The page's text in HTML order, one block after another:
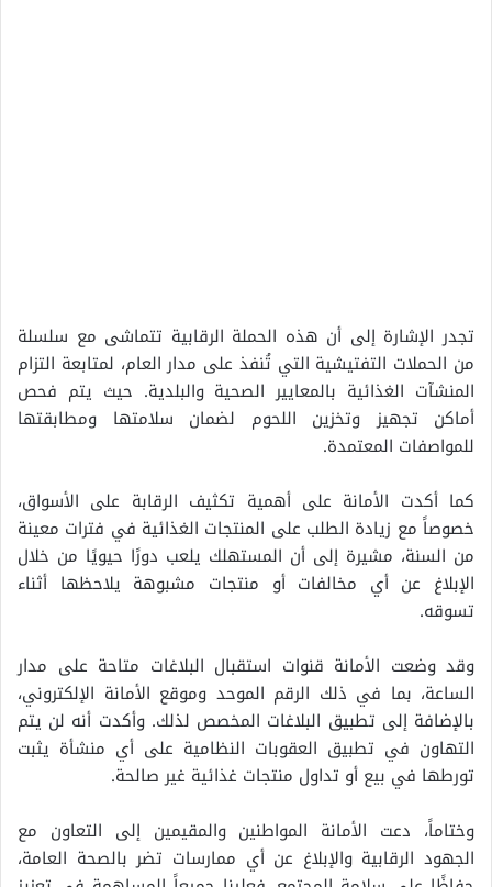
تجدر الإشارة إلى أن هذه الحملة الرقابية تتماشى مع سلسلة
من الحملات التفتيشية التي تُنفذ على مدار العام، لمتابعة التزام
المنشآت الغذائية بالمعايير الصحية والبلدية. حيث يتم فحص
أماكن تجهيز وتخزين اللحوم لضمان سلامتها ومطابقتها
للمواصفات المعتمدة.
كما أكدت الأمانة على أهمية تكثيف الرقابة على الأسواق،
خصوصاً مع زيادة الطلب على المنتجات الغذائية في فترات معينة
من السنة، مشيرة إلى أن المستهلك يلعب دورًا حيويًا من خلال
الإبلاغ عن أي مخالفات أو منتجات مشبوهة يلاحظها أثناء
تسوقه.
وقد وضعت الأمانة قنوات استقبال البلاغات متاحة على مدار
الساعة، بما في ذلك الرقم الموحد وموقع الأمانة الإلكتروني،
بالإضافة إلى تطبيق البلاغات المخصص لذلك. وأكدت أنه لن يتم
التهاون في تطبيق العقوبات النظامية على أي منشأة يثبت
تورطها في بيع أو تداول منتجات غذائية غير صالحة.
وختاماً، دعت الأمانة المواطنين والمقيمين إلى التعاون مع
الجهود الرقابية والإبلاغ عن أي ممارسات تضر بالصحة العامة،